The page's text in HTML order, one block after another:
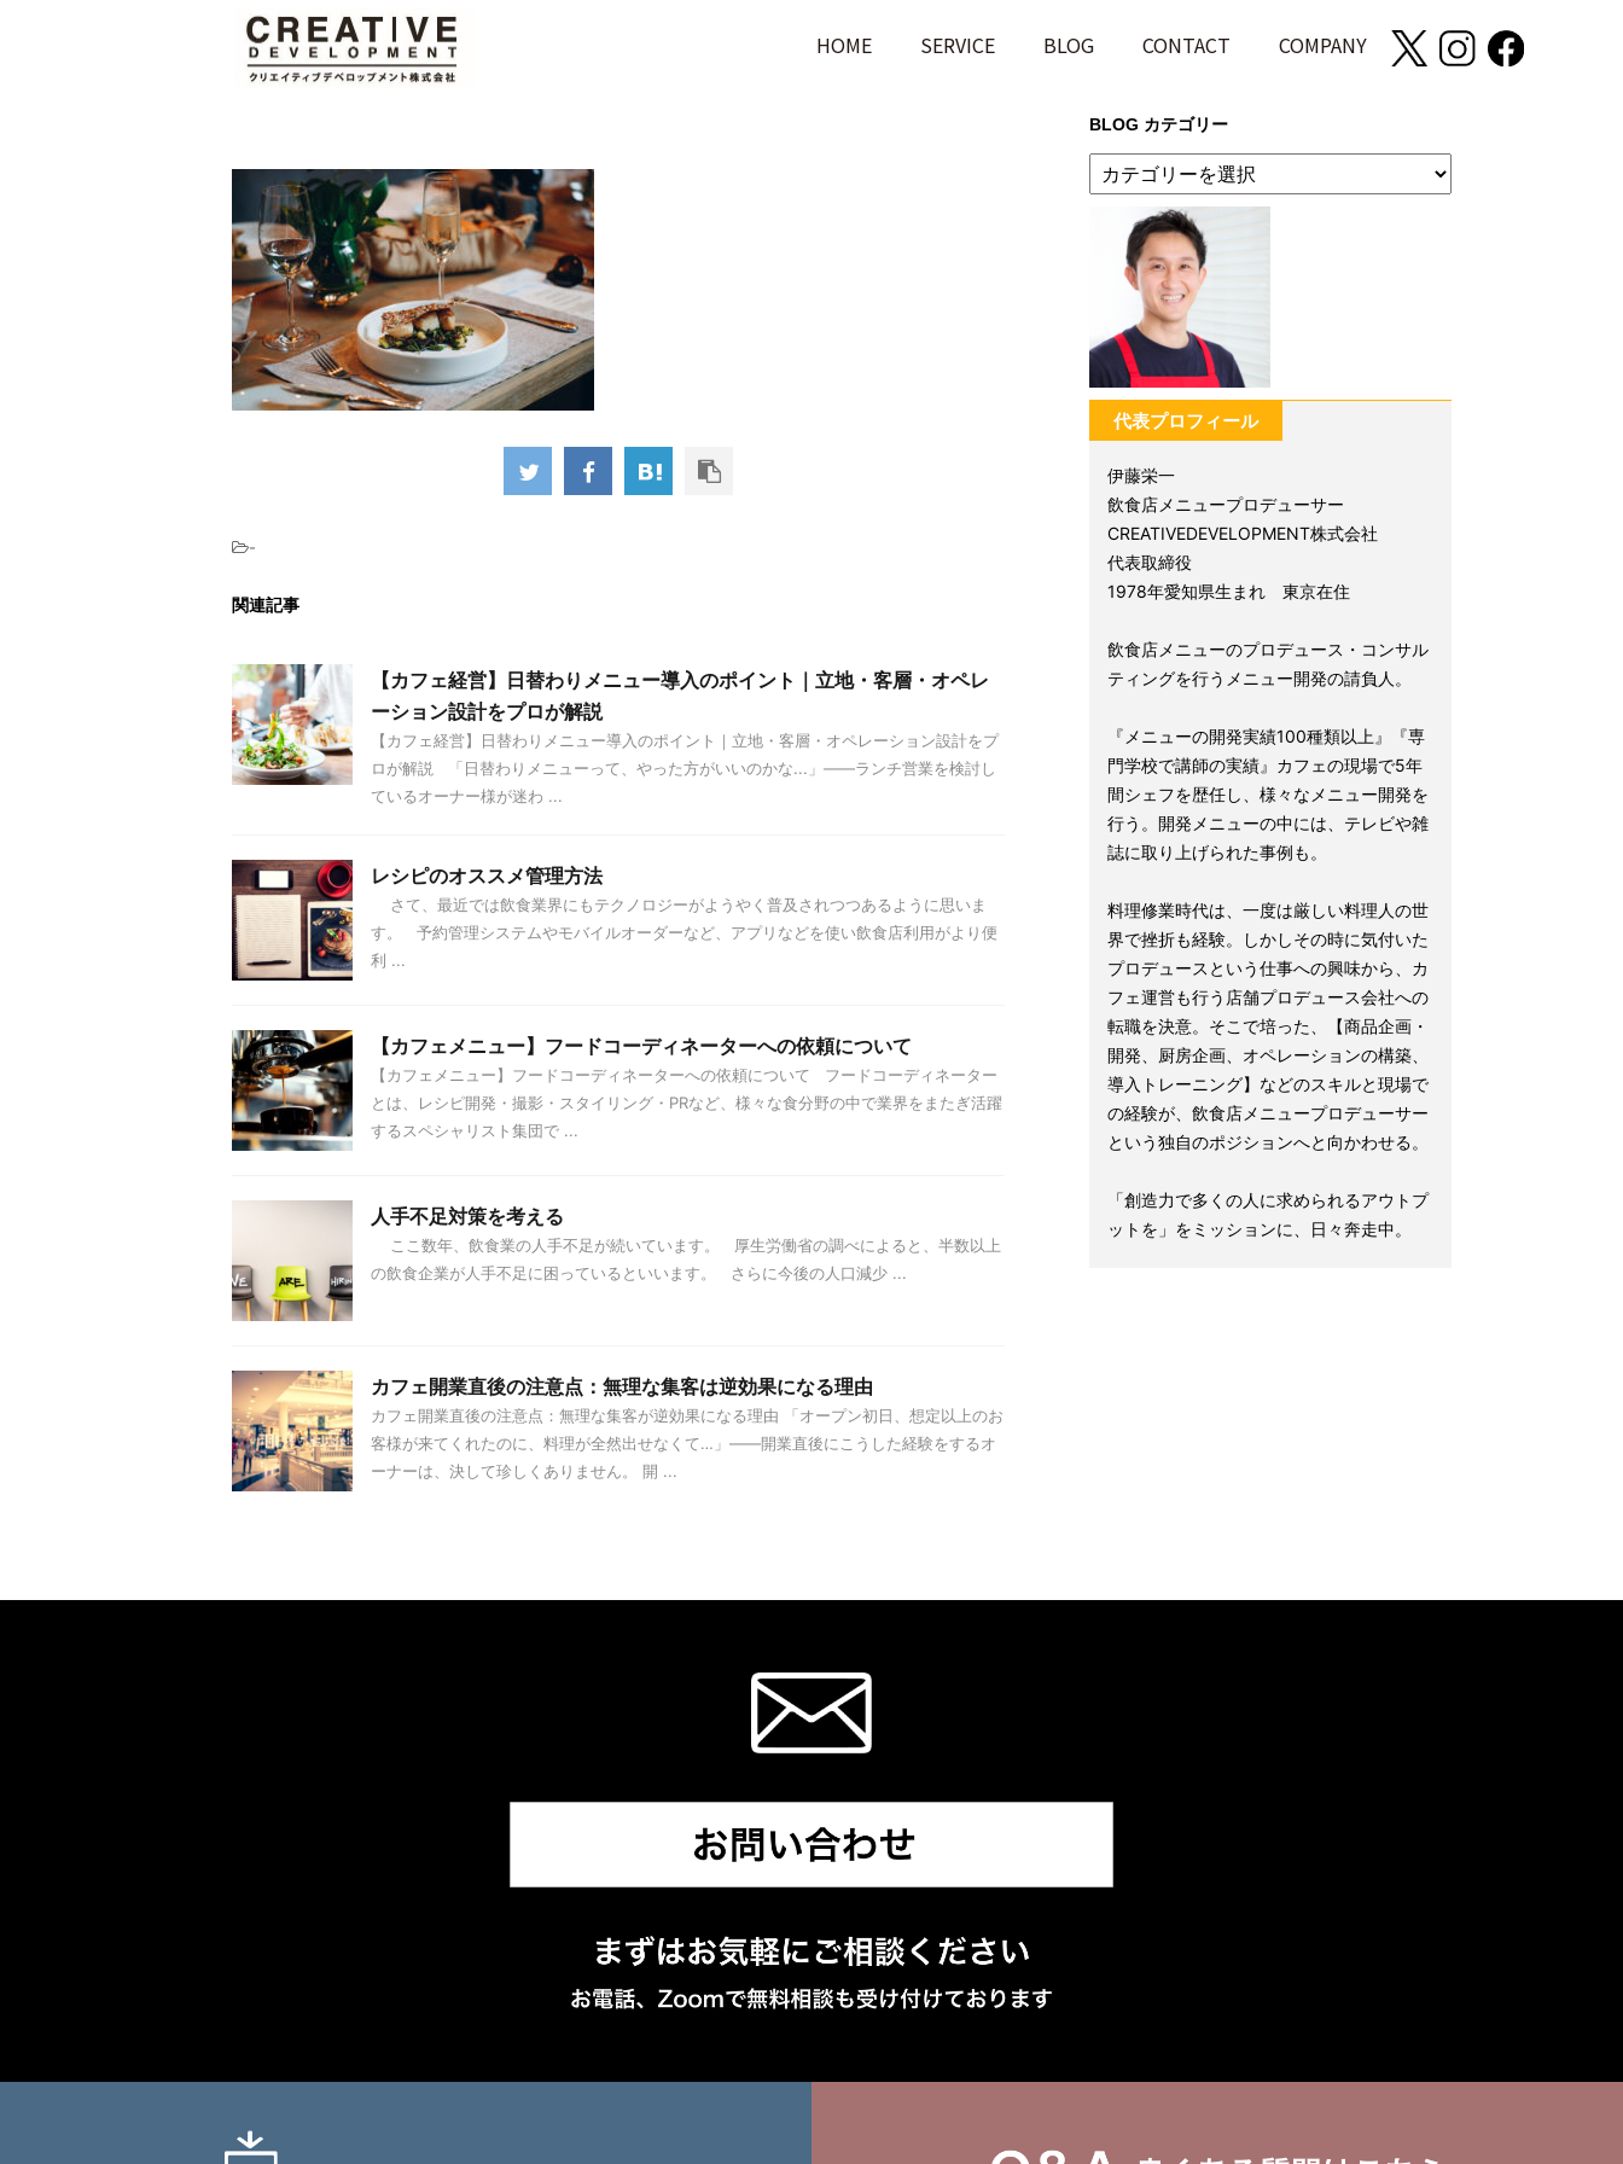
HOME SERVICE BLOG CONTACT COMPANY
-
関連記事
【カフェ経営】日替わりメニュー導入のポイント｜立地・客層・オペレ
ーション設計をプロが解説
【カフェ経営】日替わりメニュー導入のポイント｜立地・客層・オペレーション設計をプ
ロが解説 「日替わりメニューって、やった方がいいのかな...」——ランチ営業を検討し
ているオーナー様が迷わ ...
レシピのオススメ管理方法
さて、最近では飲食業界にもテクノロジーがようやく普及されつつあるように思いま
す。 予約管理システムやモバイルオーダーなど、アプリなどを使い飲食店利用がより便
利 ...
【カフェメニュー】フードコーディネーターへの依頼について
【カフェメニュー】フードコーディネーターへの依頼について フードコーディネーター
とは、レシピ開発・撮影・スタイリング・PRなど、様々な食分野の中で業界をまたぎ活躍
するスペシャリスト集団で ...
人手不足対策を考える
ここ数年、飲食業の人手不足が続いています。 厚生労働省の調べによると、半数以上
の飲食企業が人手不足に困っているといいます。 さらに今後の人口減少 ...
カフェ開業直後の注意点：無理な集客は逆効果になる理由
カフェ開業直後の注意点：無理な集客が逆効果になる理由 「オープン初日、想定以上のお
客様が来てくれたのに、料理が全然出せなくて…」——開業直後にこうした経験をするオ
ーナーは、決して珍しくありません。 開 ...
BLOG カテゴリー
代表プロフィール
伊藤栄一
飲食店メニュープロデューサー
CREATIVEDEVELOPMENT株式会社
代表取締役
1978年愛知県生まれ 東京在住
飲食店メニューのプロデュース・コンサル
ティングを行うメニュー開発の請負人。
『メニューの開発実績100種類以上』『専
門学校で講師の実績』カフェの現場で5年
間シェフを歴任し、様々なメニュー開発を
行う。開発メニューの中には、テレビや雑
誌に取り上げられた事例も。
料理修業時代は、一度は厳しい料理人の世
界で挫折も経験。しかしその時に気付いた
プロデュースという仕事への興味から、カ
フェ運営も行う店舗プロデュース会社への
転職を決意。そこで培った、【商品企画・
開発、厨房企画、オペレーションの構築、
導入トレーニング】などのスキルと現場で
の経験が、飲食店メニュープロデューサー
という独自のポジションへと向かわせる。
「創造力で多くの人に求められるアウトプ
ットを」をミッションに、日々奔走中。